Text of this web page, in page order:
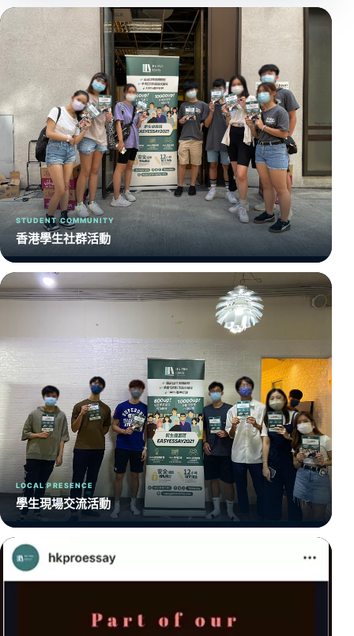
STUDENT COMMUNITY
香港學生社群活動
LOCAL PRESENCE
學生現場交流活動